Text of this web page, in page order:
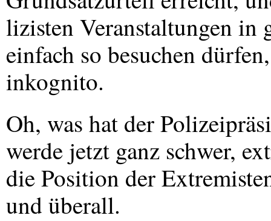
lizisten Veranstaltungen in
einfach so besuchen
inkognito.
Oh, was hat der
werde jetzt ganz schwer,
die Position der
und überall.